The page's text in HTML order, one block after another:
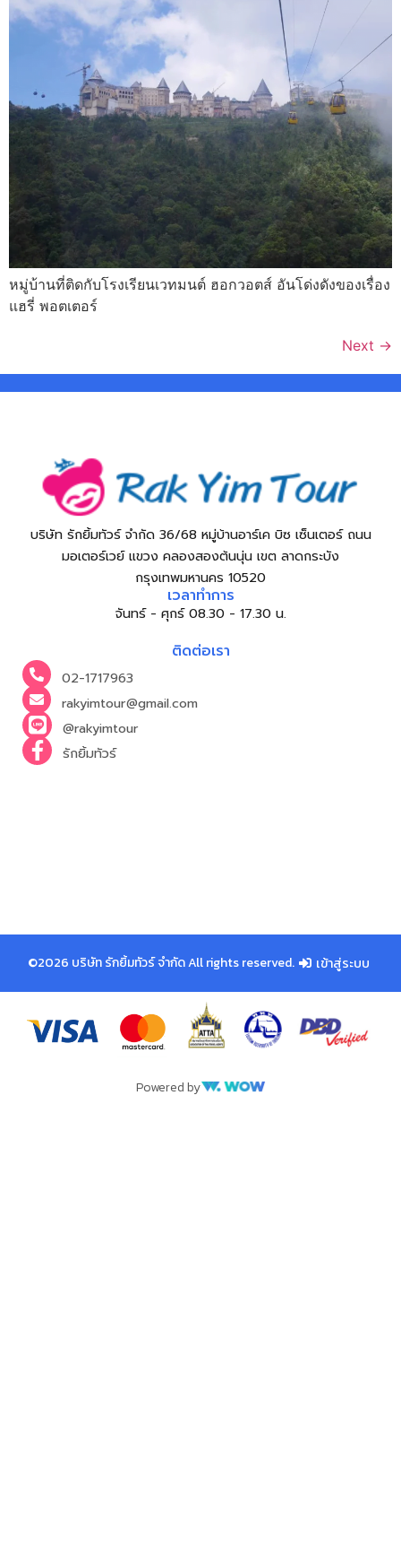
หมู่บ้านที่ติดกับโรงเรียนเวทมนต์ ฮอกวอตส์ อันโด่งดังของเรื่อง
แฮรี่ พอตเตอร์
Next →
บริษัท รักยิ้มทัวร์ จำกัด 36/68 หมู่บ้านอาร์เค บิซ เซ็นเตอร์ ถนน
มอเตอร์เวย์ แขวง คลองสองต้นนุ่น เขต ลาดกระบัง
กรุงเทพมหานคร 10520
เวลาทำการ
จันทร์ - ศุกร์ 08.30 - 17.30 น.
ติดต่อเรา
02-1717963
rakyimtour@gmail.com
@rakyimtour
รักยิ้มทัวร์
©2026 บริษัท รักยิ้มทัวร์ จำกัด All rights reserved. เข้าสู่ระบบ
Powered by